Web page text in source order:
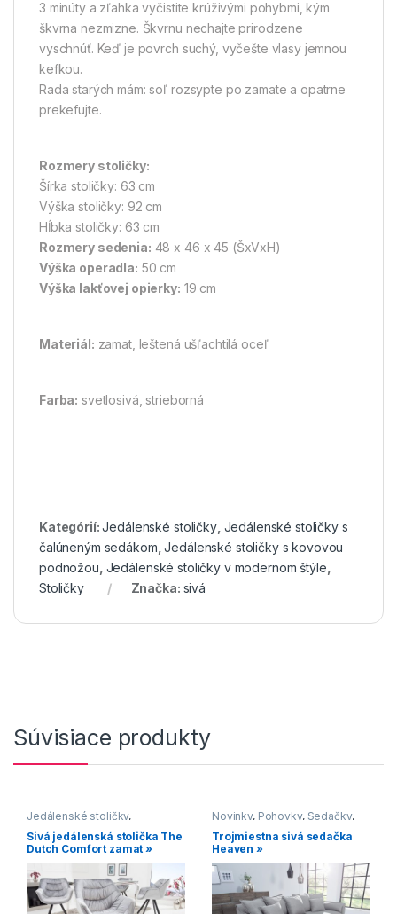
3 minúty a zľahka vyčistite krúživými pohybmi, kým
škvrna nezmizne. Škvrnu nechajte prirodzene
vyschnúť. Keď je povrch suchý, vyčešte vlasy jemnou
kefkou.
Rada starých mám: soľ rozsypte po zamate a opatrne
prekefujte.
Rozmery stoličky:
Šírka stoličky: 63 cm
Výška stoličky: 92 cm
Hĺbka stoličky: 63 cm
Rozmery sedenia: 48 x 46 x 45 (ŠxVxH)
Výška operadla: 50 cm
Výška lakťovej opierky: 19 cm
Materiál: zamat, leštená ušľachtilá oceľ
Farba: svetlosivá, strieborná
Kategórií:Jedálenské stoličky, Jedálenské stoličky s
čalúneným sedákom ,Jedálenské stoličky s kovovou
podnožou Jedálenské stoličky v modernom štýle
Stoličky
Značka: sivá
Súvisiace produkty
Jedálenské stoličky,
Jedálenské stoličky s
čalúneným sedákom,
Jedálenské stoličky s
kovovou podnožou,
Jedálenské stoličky v
modernom štýle,Stoličky
Sivá jedálenská stolička The
Dutch Comfort zamat »
Novinky, Pohovky, Sedačky,
Sedenie
Trojmiestna sivá sedačka
Heaven »